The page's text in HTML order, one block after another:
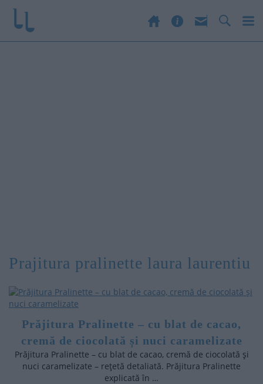
prajitura pralinette laura laurentiu
Prăjitura Pralinette – cu blat de cacao,
cremă de ciocolată și nuci caramelizate
Prăjitura Pralinette – cu blat de cacao, cremă de ciocolată și
nuci caramelizate – rețetă detaliată. Prăjitura Pralinette
explicată în …